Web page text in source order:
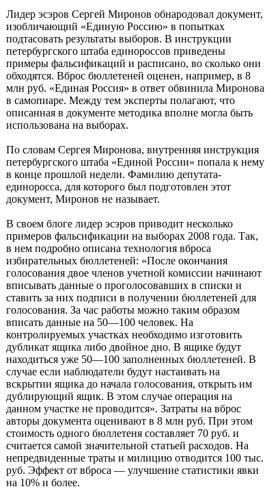
Лидер эсэров Сергей Миронов обнародовал документ,
изобличающий «Единую Россию» в попытках
подтасовать результаты выборов. В инструкции
петербургского штаба единороссов приведены
примеры фальсификаций и расписано, во сколько они
обходятся. Вброс бюллетеней оценен, например, в 8
млн руб. «Единая Россия» в ответ обвинила Миронова
в самопиаре. Между тем эксперты полагают, что
описанная в документе методика вполне могла быть
использована на выборах.
По словам Сергея Миронова, внутренняя инструкция
петербургского штаба «Единой России» попала к нему
в конце прошлой недели. Фамилию депутата-
единоросса, для которого был подготовлен этот
документ, Миронов не называет.
В своем блоге лидер эсэров приводит несколько
примеров фальсификации на выборах 2008 года. Так,
в нем подробно описана технология вброса
избирательных бюллетеней: «После окончания
голосования двое членов учетной комиссии начинают
вписывать данные о проголосовавших в списки и
ставить за них подписи в получении бюллетеней для
голосования. За час работы можно таким образом
вписать данные на 50—100 человек. На
контролируемых участках необходимо изготовить
дубликат ящика либо двойное дно. В ящике будут
находиться уже 50—100 заполненных бюллетеней. В
случае если наблюдатели будут настаивать на
вскрытии ящика до начала голосования, открыть им
дублирующий ящик. В этом случае операция на
данном участке не проводится». Затраты на вброс
авторы документа оценивают в 8 млн руб. При этом
стоимость одного бюллетеня составляет 70 руб. и
считается самой значительной статьей расходов. На
непредвиденные траты и милицию отводится 100 тыс.
руб. Эффект от вброса — улучшение статистики явки
на 10% и более.